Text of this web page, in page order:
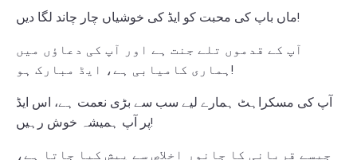
ماں باپ کی محبت کو ایڈ کی خوشیاں چار چاند لگا دیں!
آپ کے قدموں تلے جنت ہے اور آپ کی دعاؤں میں
ہماری کامیابی ہے، ایڈ مبارک ہو!
آپ کی مسکراہٹ ہمارے لیے سب سے بڑی نعمت ہے، اس ایڈ
پر آپ ہمیشہ خوش رہیں!
جیسے قربانی کا جانور اخلاص سے پیش کیا جاتا ہے،